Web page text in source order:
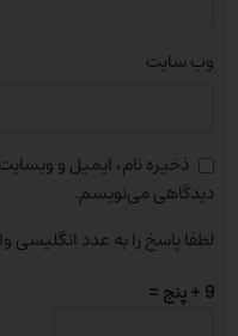
وب‌ سایت
ذخیره نام، ایمیل و
دیدگاهی می‌نویسم.
لطفا پاسخ را به عدد انگلیسی
9 + پنج =